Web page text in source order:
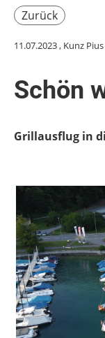
Zurück
11.07.2023, Kunz Pius
Schön
Grillausflug in